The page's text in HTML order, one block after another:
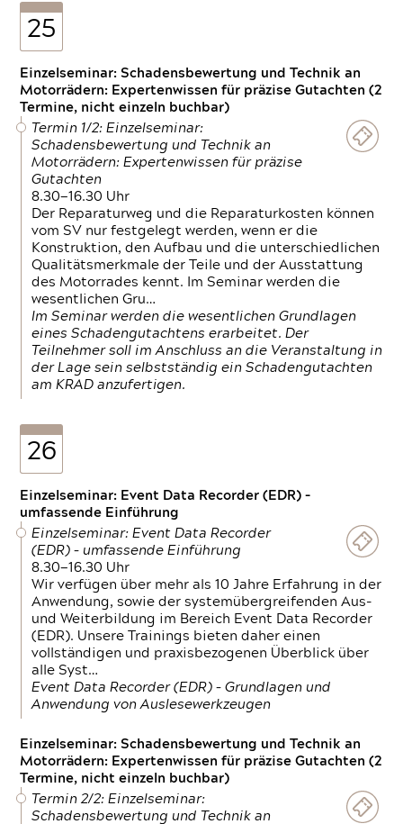
25
Einzelseminar: Schadensbewertung und Technik an
Motorrädern: Expertenwissen für präzise Gutachten (2
Termine, nicht einzeln buchbar)
Termin 1/2: Einzelseminar:
Schadensbewertung und Technik an
Motorrädern: Expertenwissen für präzise
Gutachten
8.30—16.30 Uhr
Der Reparaturweg und die Reparaturkosten können
vom SV nur festgelegt werden, wenn er die
Konstruktion, den Aufbau und die unterschiedlichen
Qualitätsmerkmale der Teile und der Ausstattung
des Motorrades kennt. Im Seminar werden die
wesentlichen Gru…
Im Seminar werden die wesentlichen Grundlagen
eines Schadengutachtens erarbeitet. Der
Teilnehmer soll im Anschluss an die Veranstaltung in
der Lage sein selbstständig ein Schadengutachten
am KRAD anzufertigen.
26
Einzelseminar: Event Data Recorder (EDR) –
umfassende Einführung
Einzelseminar: Event Data Recorder
(EDR) – umfassende Einführung
8.30—16.30 Uhr
Wir verfügen über mehr als 10 Jahre Erfahrung in der
Anwendung, sowie der systemübergreifenden Aus-
und Weiterbildung im Bereich Event Data Recorder
(EDR). Unsere Trainings bieten daher einen
vollständigen und praxisbezogenen Überblick über
alle Syst…
Event Data Recorder (EDR) – Grundlagen und
Anwendung von Auslesewerkzeugen
Einzelseminar: Schadensbewertung und Technik an
Motorrädern: Expertenwissen für präzise Gutachten (2
Termine, nicht einzeln buchbar)
Termin 2/2: Einzelseminar:
Schadensbewertung und Technik an